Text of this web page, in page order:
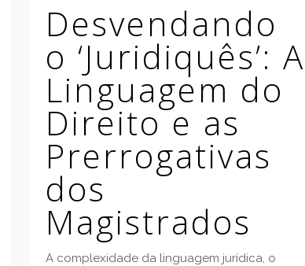
Desvendando
o ‘Juridiquês’: A
Linguagem do
Direito e as
Prerrogativas
dos
Magistrados
A complexidade da linguagem jurídica, o